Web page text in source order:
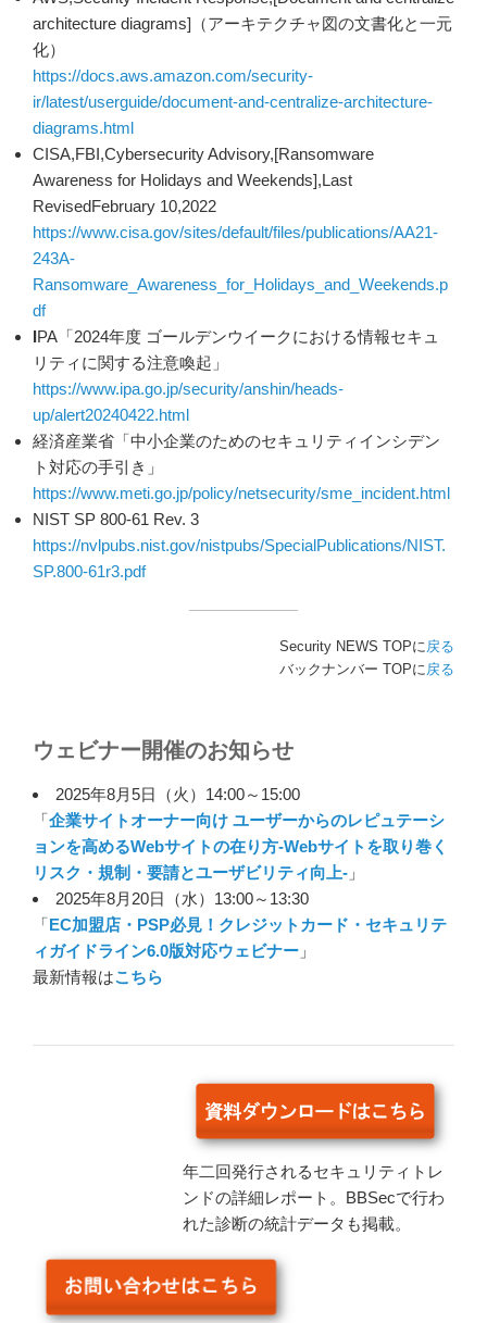
architecture diagrams]（アーキテクチャ図の文書化と一元
化）
https://docs.aws.amazon.com/security-
ir/latest/userguide/document-and-centralize-architecture-
diagrams.html
CISA,FBI,Cybersecurity Advisory,[Ransomware
Awareness for Holidays and Weekends],Last
RevisedFebruary 10,2022
https://www.cisa.gov/sites/default/files/publications/AA21-
243A-
Ransomware_Awareness_for_Holidays_and_Weekends.p
df
PA「2024年度 ゴールデンウイークにおける情報セキュ
リティに関する注意喚起」
https://www.ipa.go.jp/security/anshin/heads-
up/alert20240422.html
経済産業省「中小企業のためのセキュリティインシデン
ト対応の手引き」
https://www.meti.go.jp/policy/netsecurity/sme_incident.html
NIST SP 800-61 Rev. 3
https://nvlpubs.nist.gov/nistpubs/SpecialPublications/NIST.
SP.800-61r3.pdf
Security NEWS TOPに戻る
バックナンバー TOPに戻る
ウェビナー開催のお知らせ
2025年8月5日（火）14:00～15:00
「企業サイトオーナー向け ユーザーからのレピュテーシ
ョンを高めるWebサイトの在り方-Webサイトを取り巻く
リスク・規制・要請とユーザビリティ向上- 」
2025年8月20日（水）13:00～13:30
「EC加盟店・PSP必見！クレジットカード・セキュリテ
ィガイドライン6.0版対応ウェビナー 」
最新情報はこちら
年二回発行されるセキュリティトレ
ンドの詳細レポート。BBSecで行わ
れた診断の統計データも掲載。